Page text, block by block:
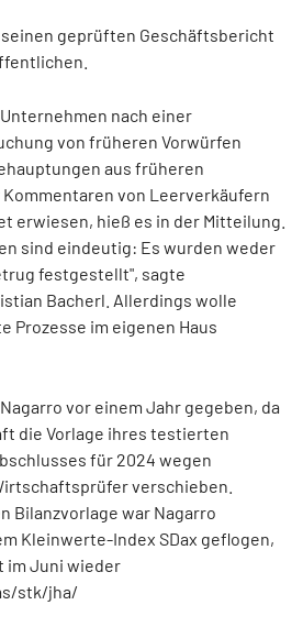
geprüften Geschäftsbericht
nach einer
von früheren Vorwürfen
aus früheren
von Leerverkäufern
erwiesen, hieß es in der Mitteilung.
sind eindeutig: Es wurden weder
festgestellt", sagte
Bacherl. Allerdings wolle
Prozesse im eigenen Haus
vor einem Jahr gegeben, da
die Vorlage ihres testierten
für 2024 wegen
verschieben.
Bilanzvorlage war Nagarro
Kleinwerte-Index SDax geflogen,
im Juni wieder
stk/jha/